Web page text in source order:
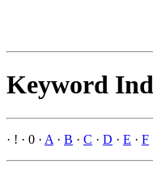
Keyword
· ! · 0 · A · B · C · D · E · F